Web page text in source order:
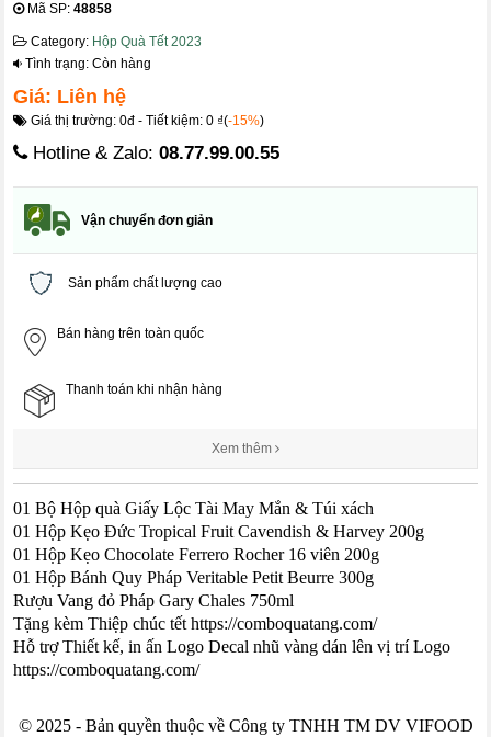
Mã SP:48858
Category: Hộp Quà Tết 2023
Tình trạng: Còn hàng
Giá: Liên hệ
Giá thị trường: 0đ - Tiết kiệm: 0 ₫(-15%)
Hotline & Zalo:08.77.99.00.55
Vận chuyển đơn giản
Sản phẩm chất lượng cao
Bán hàng trên toàn quốc
Thanh toán khi nhận hàng
Xem thêm
01 Bộ Hộp quà Giấy Lộc Tài May Mắn & Túi xách
01 Hộp Kẹo Đức Tropical Fruit Cavendish & Harvey 200g
01 Hộp Kẹo Chocolate Ferrero Rocher 16 viên 200g
01 Hộp Bánh Quy Pháp Veritable Petit Beurre 300g
Rượu Vang đỏ Pháp Gary Chales 750ml
Tặng kèm Thiệp chúc tết https://comboquatang.com/
Hỗ trợ Thiết kế, in ấn Logo Decal nhũ vàng dán lên vị trí Logo
https://comboquatang.com/
© 2025 - Bản quyền thuộc về Công ty TNHH TM DV VIFOOD